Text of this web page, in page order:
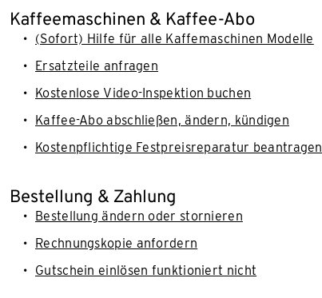
Kaffeemaschinen & Kaffee-Abo
(Sofort) Hilfe für alle Kaffemaschinen Modelle
Ersatzteile anfragen
Kostenlose Video-Inspektion buchen
Kaffee-Abo abschließen, ändern, kündigen
Kostenpflichtige Festpreisreparatur beantragen
Bestellung & Zahlung
Bestellung ändern oder stornieren
Rechnungskopie anfordern
Gutschein einlösen funktioniert nicht